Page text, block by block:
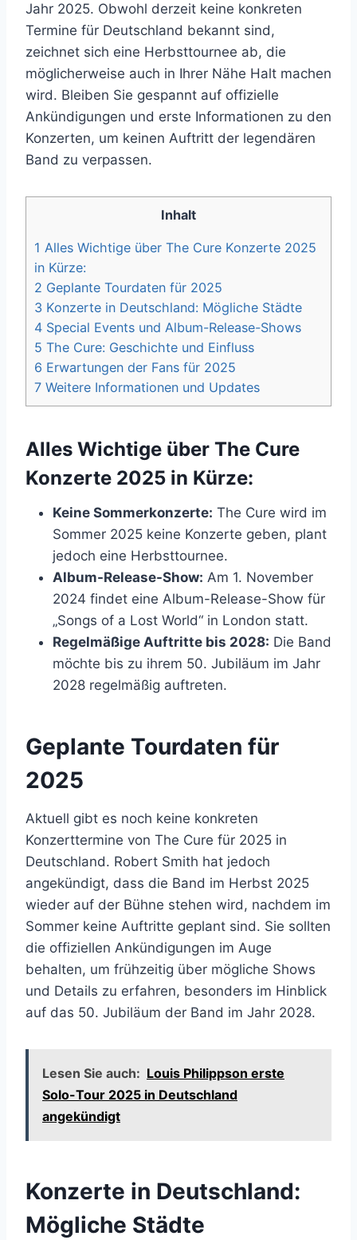
Jahr 2025. Obwohl derzeit keine konkreten
Termine für Deutschland bekannt sind,
zeichnet sich eine Herbsttournee ab, die
möglicherweise auch in Ihrer Nähe Halt machen
wird. Bleiben Sie gespannt auf offizielle
Ankündigungen und erste Informationen zu den
Konzerten, um keinen Auftritt der legendären
Band zu verpassen.
Inhalt
1 Alles Wichtige über The Cure Konzerte 2025
in Kürze:
2 Geplante Tourdaten für 2025
3 Konzerte in Deutschland: Mögliche Städte
4 Special Events und Album-Release-Shows
5 The Cure: Geschichte und Einfluss
6 Erwartungen der Fans für 2025
7 Weitere Informationen und Updates
Alles Wichtige über The Cure
Konzerte 2025 in Kürze:
Keine Sommerkonzerte: The Cure wird im
Sommer 2025 keine Konzerte geben, plant
jedoch eine Herbsttournee.
Album-Release-Show: Am 1. November
2024 findet eine Album-Release-Show für
„Songs of a Lost World“ in London statt.
Regelmäßige Auftritte bis 2028: Die Band
möchte bis zu ihrem 50. Jubiläum im Jahr
2028 regelmäßig auftreten.
Geplante Tourdaten für
2025
Aktuell gibt es noch keine konkreten
Konzerttermine von The Cure für 2025 in
Deutschland. Robert Smith hat jedoch
angekündigt, dass die Band im Herbst 2025
wieder auf der Bühne stehen wird, nachdem im
Sommer keine Auftritte geplant sind. Sie sollten
die offiziellen Ankündigungen im Auge
behalten, um frühzeitig über mögliche Shows
und Details zu erfahren, besonders im Hinblick
auf das 50. Jubiläum der Band im Jahr 2028.
Lesen Sie auch: Louis Philippson erste
Solo-Tour 2025 in Deutschland
angekündigt
Konzerte in Deutschland:
Mögliche Städte